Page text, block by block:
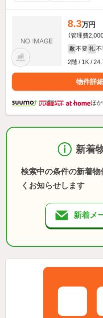
8.3万円
（管理費2,000
敷 不要 礼 不
2階 / 1K /
物件詳
ほ
新着
検索中の条件の新着
くお知らせします
新着メ